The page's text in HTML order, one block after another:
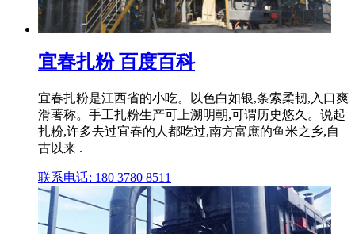
宜春扎粉 百度百科
宜春扎粉是江西省的小吃。以色白如银,条索柔韧,入口爽
滑著称。手工扎粉生产可上溯明朝,可谓历史悠久。说起
扎粉,许多去过宜春的人都吃过,南方富庶的鱼米之乡,自
古以来 .
联系电话: 180 3780 8511